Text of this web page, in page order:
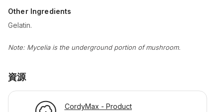
Other Ingredients
Gelatin.
Note: Mycelia is the underground portion of mushroom.
資源
CordyMax - Product